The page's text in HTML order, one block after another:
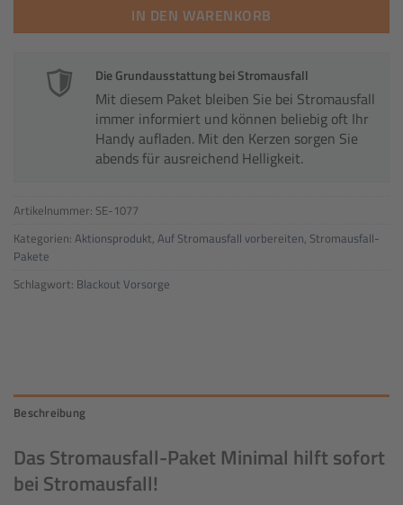
IN DEN WARENKORB
Die Grundausstattung bei Stromausfall
Mit diesem Paket bleiben Sie bei Stromausfall
immer informiert und können beliebig oft Ihr
Handy aufladen. Mit den Kerzen sorgen Sie
abends für ausreichend Helligkeit.
Artikelnummer: SE-1077
Kategorien: Aktionsprodukt, Auf Stromausfall vorbereiten, Stromausfall-
Pakete
Schlagwort: Blackout Vorsorge
Beschreibung
Das Stromausfall-Paket Minimal hilft sofort
bei Stromausfall!